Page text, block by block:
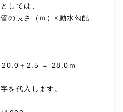
しては、
の長さ（ｍ）×動水勾配
20.0＋2.5 ＝ 28.0ｍ
を代入します。